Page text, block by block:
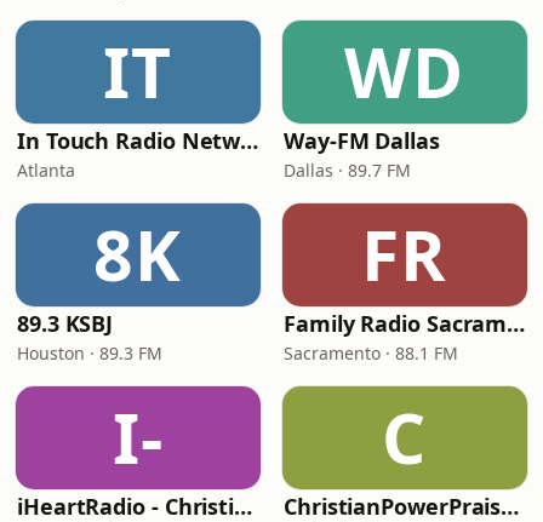
IT
In Touch Radio Network
Atlanta
WD
Way-FM Dallas
Dallas · 89.7 FM
8K
89.3 KSBJ
Houston · 89.3 FM
FR
Family Radio Sacramento (KEBR)
Sacramento · 88.1 FM
I-
iHeartRadio - Christian Top 20
C
ChristianPowerPraise.Net